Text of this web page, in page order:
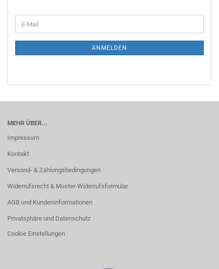
ZUR
E-
Mail
ANMELDEN
MEHR ÜBER...
Impressum
Kontakt
Versand- & Zahlungsbedingungen
Widerrufsrecht & Muster-Widerrufsformular
AGB und Kundeninformationen
Privatsphäre und Datenschutz
Cookie Einstellungen